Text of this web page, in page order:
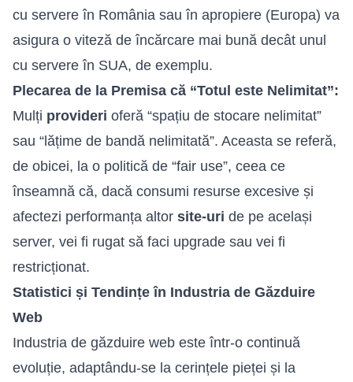
cu servere în România sau în apropiere (Europa) va
asigura o viteză de încărcare mai bună decât unul
cu servere în SUA, de exemplu.
Plecarea de la Premisa că “Totul este Nelimitat”:
Mulți provideri oferă “spațiu de stocare nelimitat”
sau “lățime de bandă nelimitată”. Aceasta se referă,
de obicei, la o politică de “fair use”, ceea ce
înseamnă că, dacă consumi resurse excesive și
afectezi performanța altor site-uri de pe același
server, vei fi rugat să faci upgrade sau vei fi
restricționat.
Statistici și Tendințe în Industria de Găzduire
Web
Industria de găzduire web este într-o continuă
evoluție, adaptându-se la cerințele pieței și la